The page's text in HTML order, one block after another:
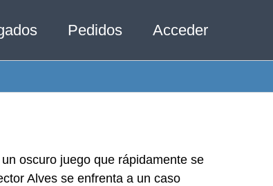
Pedidos Acceder
oscuro juego que rápidamente se
Alves se enfrenta a un caso